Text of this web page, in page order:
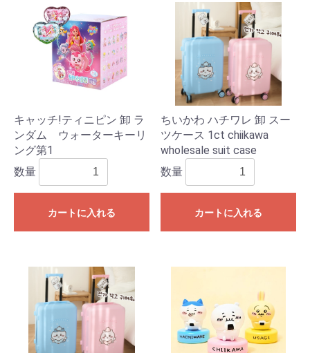
キャッチ!ティニピン 卸 ラ
ンダム ウォーターキーリ
ング第1
数量
カートに入れる
ちいかわ ハチワレ 卸 スー
ツケース 1ct chiikawa
wholesale suit case
数量
カートに入れる